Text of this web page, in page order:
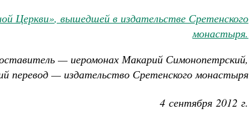
Церкви», вышедшей в издательстве Сретенского
монастыря.
— иеромонах Макарий Симонопетрский,
перевод — издательство Сретенского монастыря
4 сентября 2012 г.